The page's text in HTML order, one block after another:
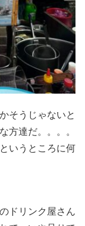
そうじゃないと
方達だ。。。。
いうところに何
ドリンク屋さん